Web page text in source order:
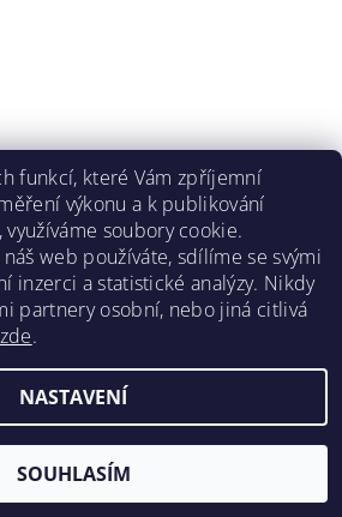
Vytvořil Shoptet
funkcí, které Vám zpříjemní
výkonu a k publikování
soubory cookie.
web používáte, sdílíme se svými
inzerci a statistické analýzy. Nikdy
partnery osobní, nebo jiná citlivá
zde.
NASTAVENÍ
SOUHLASÍM